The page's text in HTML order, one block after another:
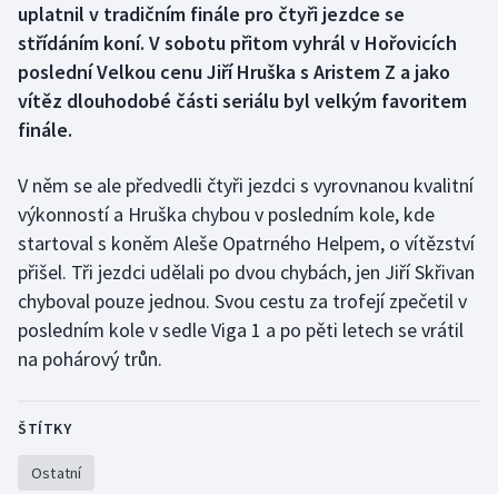
Box
Curling
Dostihy
Florbal
Futsal
Golf
Gymnastika
uplatnil v tradičním finále pro čtyři jezdce se
střídáním koní. V sobotu přitom vyhrál v Hořovicích
poslední Velkou cenu Jiří Hruška s Aristem Z a jako
vítěz dlouhodobé části seriálu byl velkým favoritem
finále.
V něm se ale předvedli čtyři jezdci s vyrovnanou kvalitní
výkonností a Hruška chybou v posledním kole, kde
startoval s koněm Aleše Opatrného Helpem, o vítězství
přišel. Tři jezdci udělali po dvou chybách, jen Jiří Skřivan
chyboval pouze jednou. Svou cestu za trofejí zpečetil v
posledním kole v sedle Viga 1 a po pěti letech se vrátil
na pohárový trůn.
ŠTÍTKY
Ostatní